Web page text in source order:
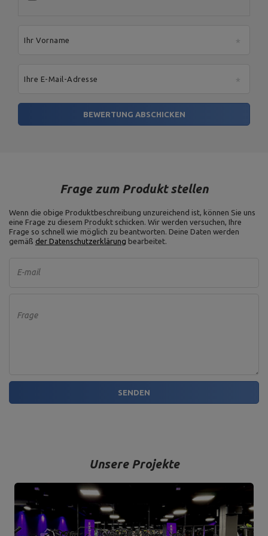
Ihr Vorname
Ihre E-Mail-Adresse
BEWERTUNG ABSCHICKEN
Frage zum Produkt stellen
Wenn die obige Produktbeschreibung unzureichend ist, können Sie uns
eine Frage zu diesem Produkt schicken. Wir werden versuchen, Ihre
Frage so schnell wie möglich zu beantworten. Deine Daten werden
gemäß der Datenschutzerklärung bearbeitet.
E-mail
Frage
SENDEN
Unsere Projekte